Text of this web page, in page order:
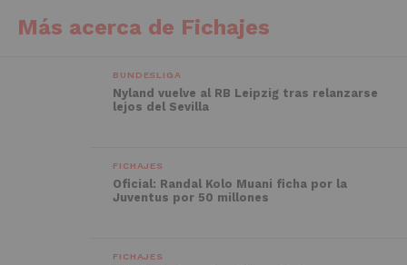
Más acerca de Fichajes
BUNDESLIGA
Nyland vuelve al RB Leipzig tras relanzarse
lejos del Sevilla
FICHAJES
Oficial: Randal Kolo Muani ficha por la
Juventus por 50 millones
FICHAJES